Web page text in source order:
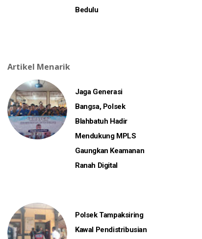
Bedulu
Artikel Menarik
Jaga Generasi
Bangsa, Polsek
Blahbatuh Hadir
Mendukung MPLS
Gaungkan Keamanan
Ranah Digital
Polsek Tampaksiring
Kawal Pendistribusian